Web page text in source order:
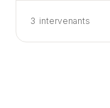
3 intervenants